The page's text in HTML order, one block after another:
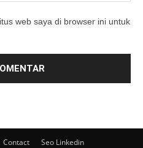
web saya di browser ini untuk
Contact
Seo Linkedin